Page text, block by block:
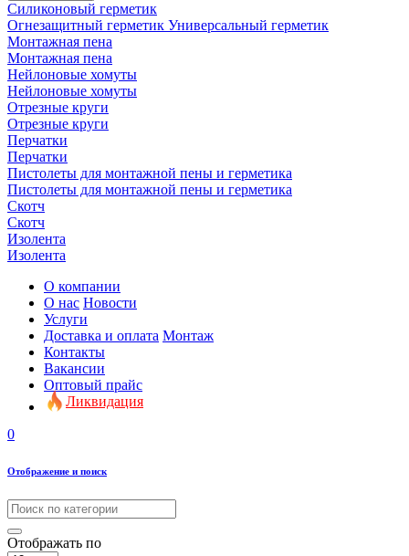
Силиконовый герметик
Огнезащитный герметик Универсальный герметик
Монтажная пена
Монтажная пена
Нейлоновые хомуты
Нейлоновые хомуты
Отрезные круги
Отрезные круги
Перчатки
Перчатки
Пистолеты для монтажной пены и герметика
Пистолеты для монтажной пены и герметика
Скотч
Скотч
Изолента
Изолента
О компании
О нас Новости
Услуги
Доставка и оплата Монтаж
Контакты
Вакансии
Оптовый прайс
Ликвидация
0
Отображение и поиск
Отображать по